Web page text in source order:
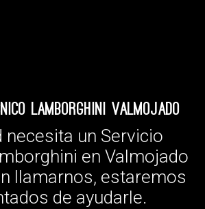
Lamborghini Valmojado
necesita un Servicio
en Valmojado
llamarnos, estaremos
de ayudarle.